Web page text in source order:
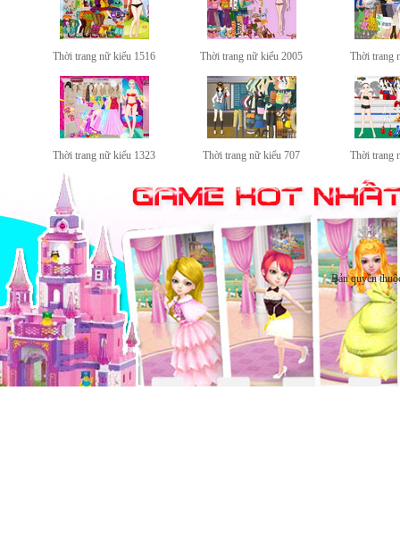
Thời trang nữ kiểu 1516 Thời trang nữ kiểu 2005 Thời trang
Thời trang nữ kiểu 1323 Thời trang nữ kiểu 707 Thời trang
Bản quyền